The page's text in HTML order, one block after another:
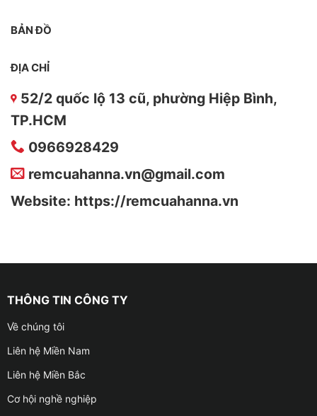
BẢN ĐỒ
ĐỊA CHỈ
52/2 quốc lộ 13 cũ, phường Hiệp Bình,
TP.HCM
0966928429
remcuahanna.vn@gmail.com
Website: https://remcuahanna.vn
THÔNG TIN CÔNG TY
Về chúng tôi
Liên hệ Miền Nam
Liên hệ Miền Bắc
Cơ hội nghề nghiệp